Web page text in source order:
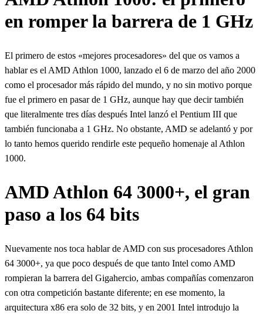
en romper la barrera de 1 GHz
El primero de estos «mejores procesadores» del que os vamos a
hablar es el AMD Athlon 1000, lanzado el 6 de marzo del año 2000
como el procesador más rápido del mundo, y no sin motivo porque
fue el primero en pasar de 1 GHz, aunque hay que decir también
que literalmente tres días después Intel lanzó el Pentium III que
también funcionaba a 1 GHz. No obstante, AMD se adelantó y por
lo tanto hemos querido rendirle este pequeño homenaje al Athlon
1000.
AMD Athlon 64 3000+, el gran
paso a los 64 bits
Nuevamente nos toca hablar de AMD con sus procesadores Athlon
64 3000+, ya que poco después de que tanto Intel como AMD
rompieran la barrera del Gigahercio, ambas compañías comenzaron
con otra competición bastante diferente; en ese momento, la
arquitectura x86 era solo de 32 bits, y en 2001 Intel introdujo la